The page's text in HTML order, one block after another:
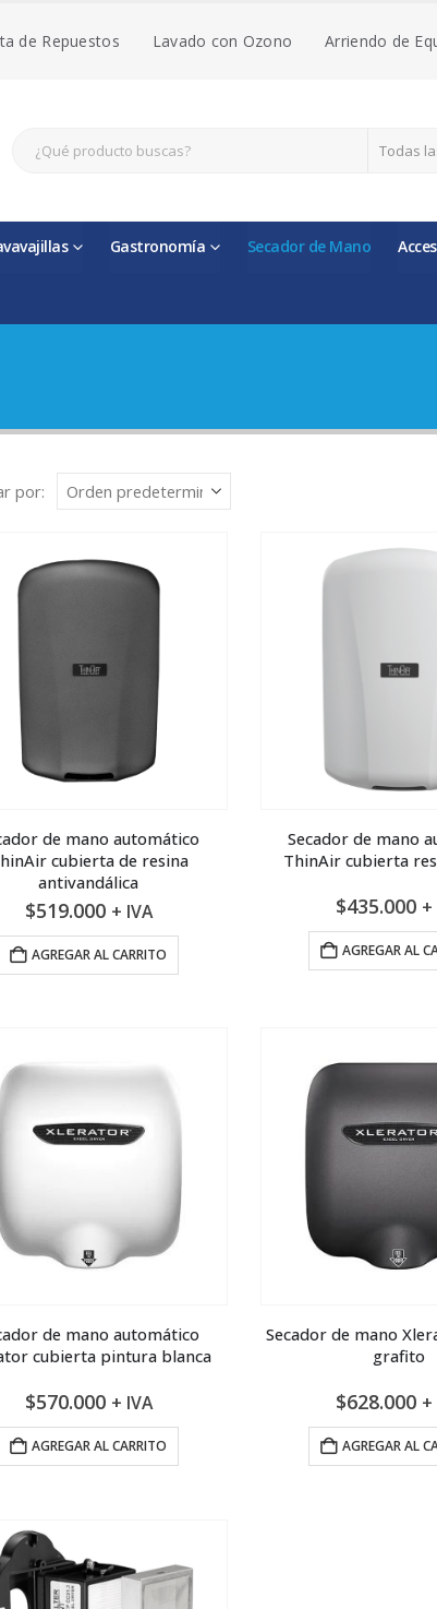
de Repuestos Lavado con Ozono Arriendo de
Todas
Gastronomía Secador de Mano
por:
de mano automático
cubierta de resina
antivandálica
$519.000 + IVA
AGREGAR AL CARRITO
Secador de mano
ThinAir cubierta
$435.000 +
AGREGAR AL
de mano automático
cubierta pintura blanca
$570.000 + IVA
AGREGAR AL CARRITO
Secador de mano
grafito
$628.000 +
AGREGAR AL